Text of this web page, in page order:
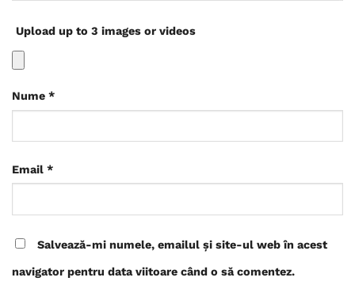
Upload up to 3 images or videos
Nume *
Email *
Salvează-mi numele, emailul și site-ul web în acest
navigator pentru data viitoare când o să comentez.